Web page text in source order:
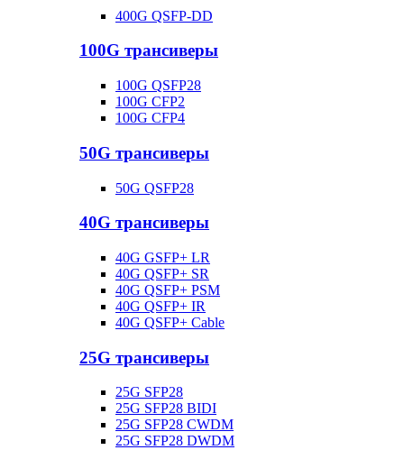
400G QSFP-DD
100G трансиверы
100G QSFP28
100G CFP2
100G CFP4
50G трансиверы
50G QSFP28
40G трансиверы
40G GSFP+ LR
40G QSFP+ SR
40G QSFP+ PSM
40G QSFP+ IR
40G QSFP+ Cable
25G трансиверы
25G SFP28
25G SFP28 BIDI
25G SFP28 CWDM
25G SFP28 DWDM